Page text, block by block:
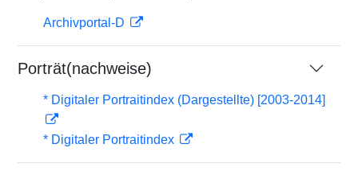
Archivportal-D
Porträt(nachweise)
* Digitaler Portraitindex (Dargestellte) [2003-2014]
* Digitaler Portraitindex